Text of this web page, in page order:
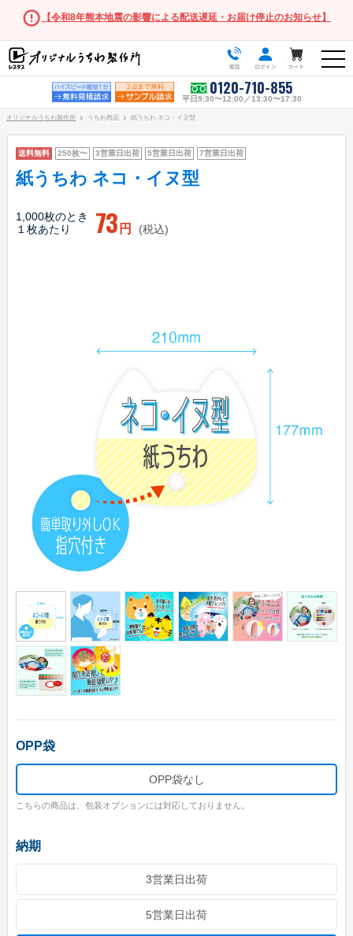
【令和8年熊本地震の影響による配送遅延・お届け停止のお知らせ】
0120-710-855
平日9:30〜12:00／13:30〜17:30
スタンダードうちわ
きらめきうちわ（Mサイズ）
クリアうちわ（Mサイズ）
紙うちわ 丸
紙うちわ ハート型
紙うちわ ユニフォーム型
紙うちわ ネコ・イヌ型
エコ紙うちわ（レギュラー）
エコ紙うちわ（ジュニア）
エコ紙うちわ（オリジナル）
蓄光うちわ（Mサイズ）
蓄光うちわ（Sサイズ）
蓄光うちわ（XSサイズ）
UVうちわ（Mサイズ）
UVうちわ（Sサイズ）
UVうちわ（XSサイズ）
オリジナルうちわ製作所 うちわ商品 紙うちわ ネコ・イヌ型
送料無料 250枚〜 3営業日出荷 5営業日出荷 7営業日出荷
紙うちわ ネコ・イヌ型
1,000枚のとき
１枚あたり
73 円 (税込)
OPP袋
OPP袋なし
こちらの商品は、包装オプションには対応しておりません。
納期
3営業日出荷
5営業日出荷